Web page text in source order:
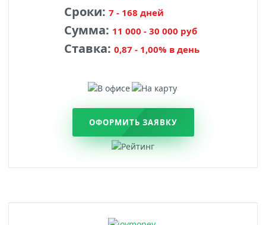
Сроки: 7 - 168 дней
Сумма: 11 000 - 30 000 руб
Ставка: 0,87 - 1,00% в день
ОФОРМИТЬ ЗАЯВКУ